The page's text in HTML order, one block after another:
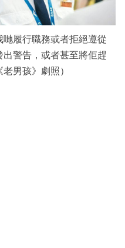
哋履行職務或者拒絕遵從
警告，或者甚至將佢趕
男孩》劇照）